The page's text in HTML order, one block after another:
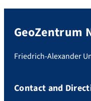
GeoZentrum
Friedrich-Alexander
Contact and